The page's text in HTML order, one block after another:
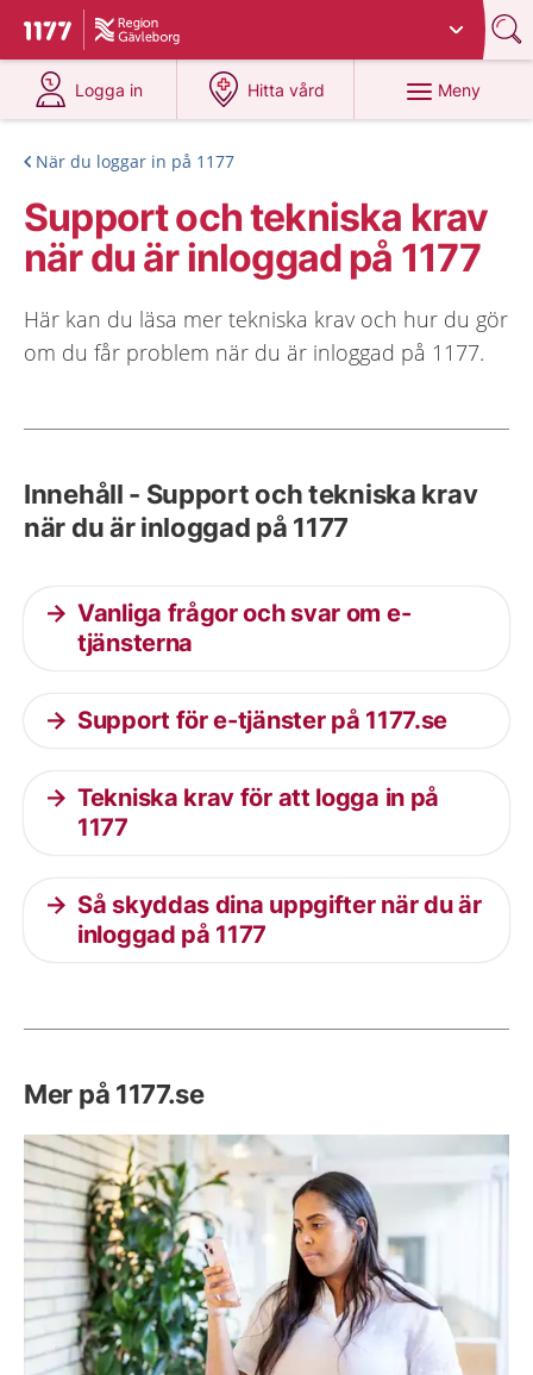
Till startsidan för 1177
Du har valt region
Logga in
på 1177.se
Hitta vård
på 1177.se
Meny
När du loggar in på 1177
Support och tekniska krav
när du är inloggad på 1177
Här kan du läsa mer tekniska krav och hur du gör
om du får problem när du är inloggad på 1177.
Innehåll - Support och tekniska krav
när du är inloggad på 1177
Vanliga frågor och svar om e-
tjänsterna
Support för e-tjänster på 1177.se
Tekniska krav för att logga in på
1177
Så skyddas dina uppgifter när du är
inloggad på 1177
Mer på 1177.se